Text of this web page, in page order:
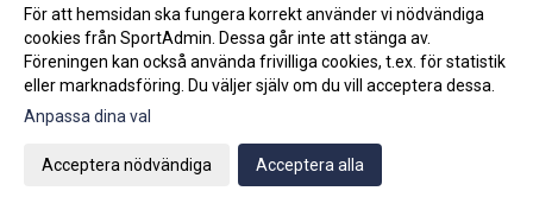
Träningarna är i full gång på Fridhemsparken
Julhälsning! 2019-12-20 07:42
2019-12-18 08:54
3:e advent=3 stjärnor
Ny klubbchef tillsatt.
För att hemsidan ska fungera korrekt använder vi nödvändiga
cookies från SportAdmin. Dessa går inte att stänga av.
Föreningen kan också använda frivilliga cookies, t.ex. för statistik
eller marknadsföring. Du väljer själv om du vill acceptera dessa.
Anpassa dina val
Acceptera nödvändiga Acceptera alla